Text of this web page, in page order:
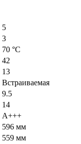
5
3
70 °С
42
13
Встраиваемая
9.5
14
A+++
596 мм
559 мм